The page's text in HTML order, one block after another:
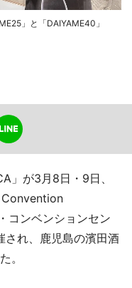
」と「DAIYAME40」
」が3月8日・9日、
コンベンションセン
れ、鹿児島の濱田酒
。